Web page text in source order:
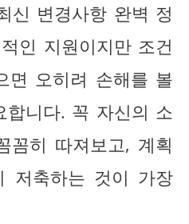
신 변경사항 완벽 정
인 지원이지만 조건
면 오히려 손해를 볼
합니다. 꼭 자신의 소
꼼히 따져보고, 계획
저축하는 것이 가장